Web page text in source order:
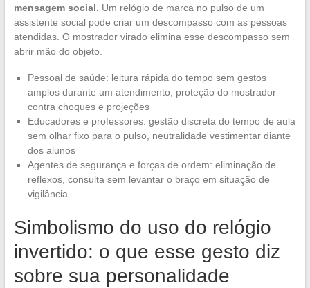
mensagem social. Um relógio de marca no pulso de um
assistente social pode criar um descompasso com as pessoas
atendidas. O mostrador virado elimina esse descompasso sem
abrir mão do objeto.
Pessoal de saúde: leitura rápida do tempo sem gestos
amplos durante um atendimento, proteção do mostrador
contra choques e projeções
Educadores e professores: gestão discreta do tempo de aula
sem olhar fixo para o pulso, neutralidade vestimentar diante
dos alunos
Agentes de segurança e forças de ordem: eliminação de
reflexos, consulta sem levantar o braço em situação de
vigilância
Simbolismo do uso do relógio
invertido: o que esse gesto diz
sobre sua personalidade